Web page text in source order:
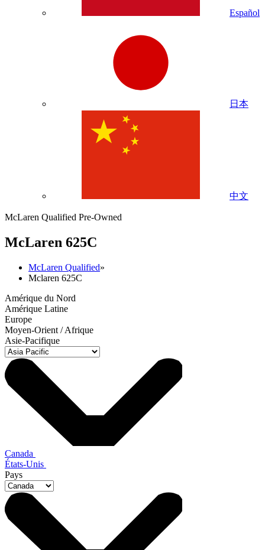
Español
日本
中文
McLaren Qualified Pre-Owned
McLaren 625C
McLaren Qualified»
Mclaren 625C
Amérique du Nord
Amérique Latine
Europe
Moyen-Orient / Afrique
Asie-Pacifique
Canada
États-Unis
Pays